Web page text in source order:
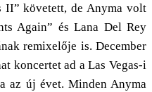
II” követett, de Anyma volt
Again” és Lana Del Rey
remixelője is. December
koncertet ad a Las Vegas-i
az új évet. Minden Anyma